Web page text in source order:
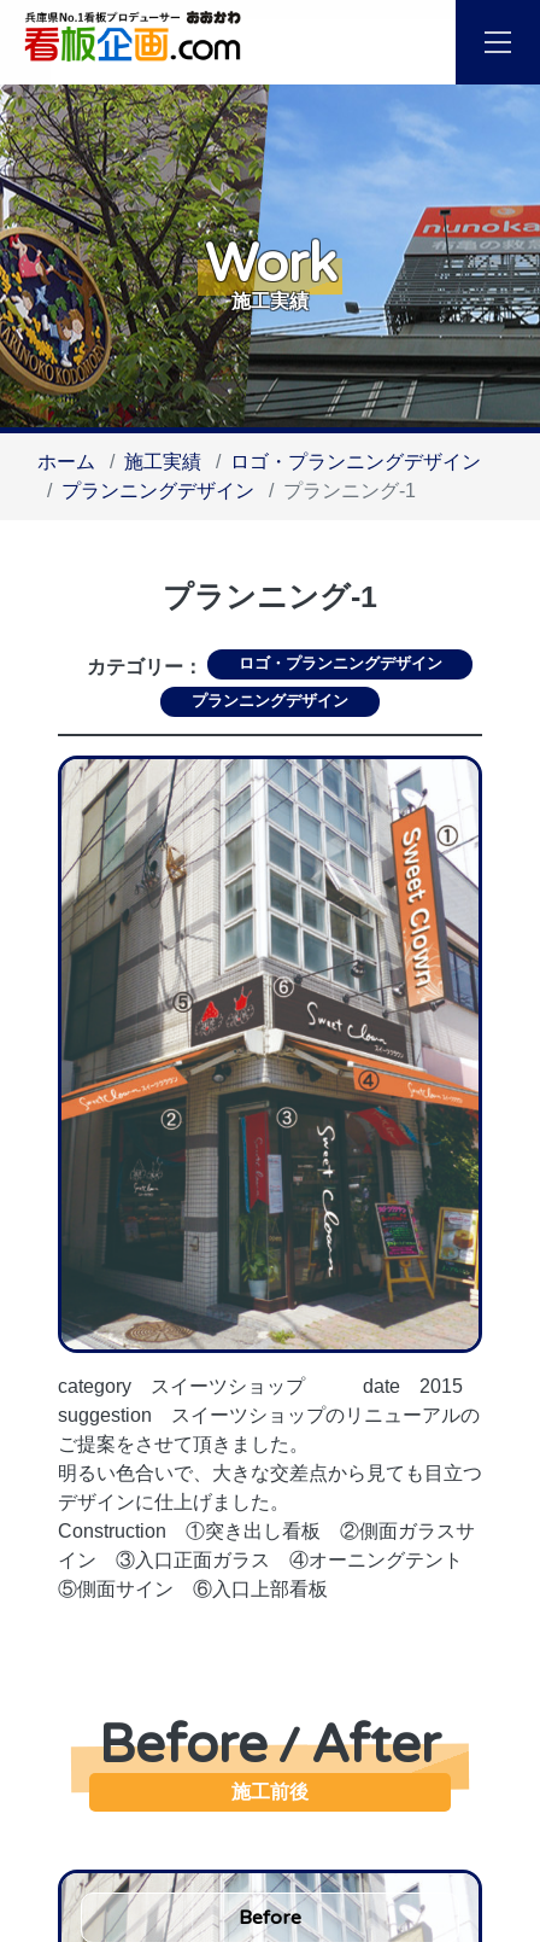
Work
施工実績
ホーム 施工実績
ロゴ・プランニングデザイン
プランニングデザイン
プランニング-1
プランニング-1
カテゴリー： ロゴ・プランニングデザイン
プランニングデザイン
category スイーツショップ date 2015
suggestion スイーツショップのリニューアルの
ご提案をさせて頂きました。
明るい色合いで、大きな交差点から見ても目立つ
デザインに仕上げました。
Construction ①突き出し看板 ②側面ガラスサ
イン ③入口正面ガラス ④オーニングテント
⑤側面サイン ⑥入口上部看板
Before / After
施工前後
Before